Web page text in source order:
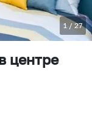
1/ 27
центре